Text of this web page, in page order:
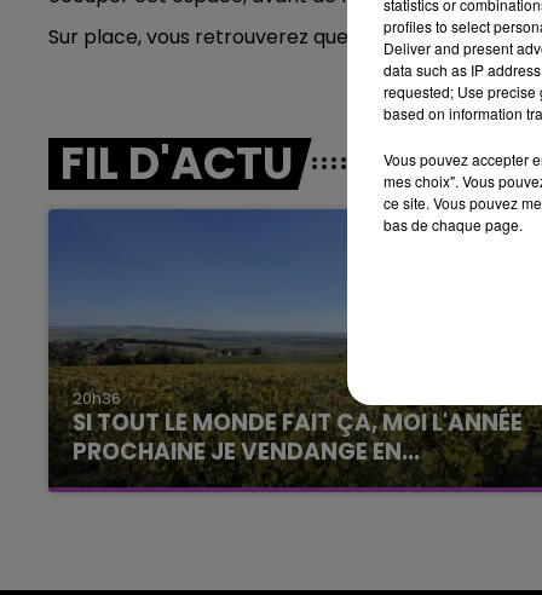
LE BEST OF DE LA FAMILLE
CHAMPAGNE FM
Sur place, vous retrouverez quelques 35 attractions.
FIL D'ACTU
20h36
SI TOUT LE MONDE FAIT ÇA, MOI L'ANNÉE
PROCHAINE JE VENDANGE EN...
La vendange en Champagne a débuté ce jeudi
6h00 - 10h00
La Famille
profiles to select
Deliver and present
data such as IP
requested; Use precise
based on information
Vous pouvez accepter
mes choix". Vous
ce site. Vous pouvez
bas de chaque page.